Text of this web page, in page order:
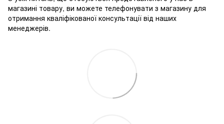
магазині товару, ви можете телефонувати з магазину для
отримання кваліфікованої консультації від наших
менеджерів.